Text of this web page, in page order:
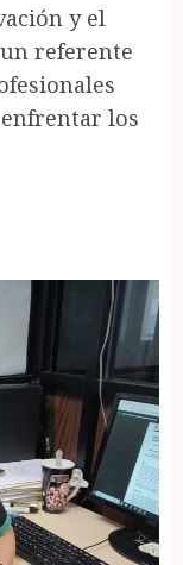
y el
referente
los